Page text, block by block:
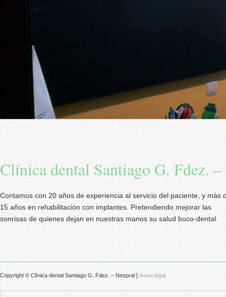
Clínica dental Santiago G. Fdez.
Contamos con 20 años de experiencia al servicio del paciente, y más
15 años en rehabilitación con implantes. Pretendiendo mejorar las
sonrisas de quienes dejan en nuestras manos su salud buco-dental.
Copyright © Clínica dental Santiago G. Fdez. – Nespral Aviso legal